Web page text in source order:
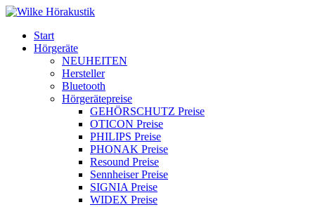
Start
Hörgeräte
NEUHEITEN
Hersteller
Bluetooth
Hörgerätepreise
GEHÖRSCHUTZ Preise
OTICON Preise
PHILIPS Preise
PHONAK Preise
Resound Preise
Sennheiser Preise
SIGNIA Preise
WIDEX Preise